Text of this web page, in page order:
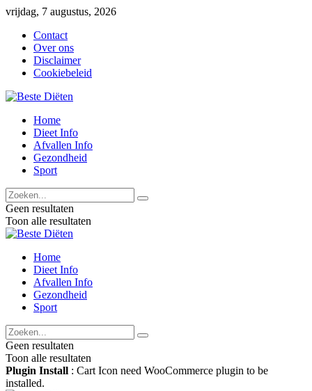
vrijdag, 7 augustus, 2026
Contact
Over ons
Disclaimer
Cookiebeleid
Home
Dieet Info
Afvallen Info
Gezondheid
Sport
Geen resultaten
Toon alle resultaten
Home
Dieet Info
Afvallen Info
Gezondheid
Sport
Geen resultaten
Toon alle resultaten
Plugin Install : Cart Icon need WooCommerce plugin to be
installed.